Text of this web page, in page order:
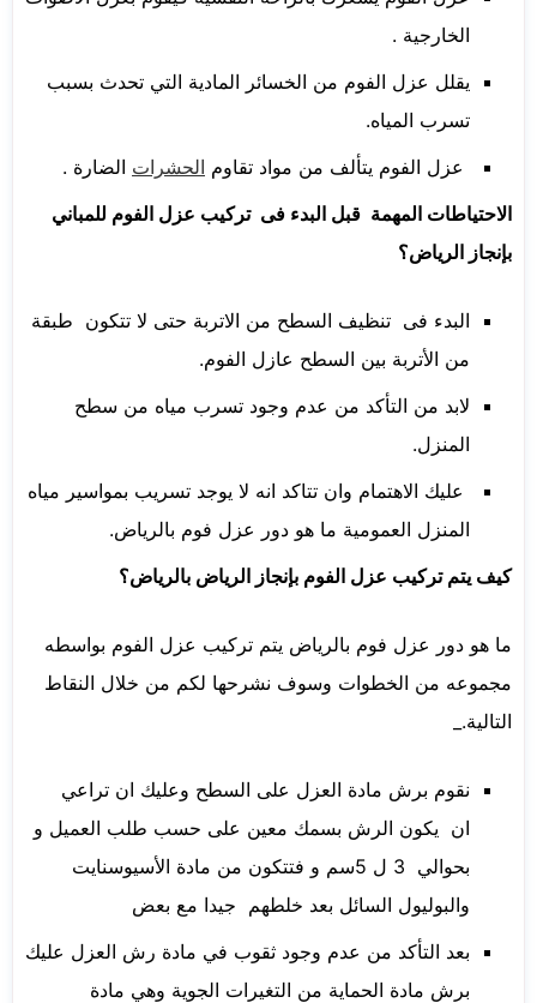
الخارجية .
يقلل عزل الفوم من الخسائر المادية التي تحدث بسبب
تسرب المياه.
عزل الفوم يتألف من مواد تقاوم الحشرات الضارة .
الاحتياطات المهمة قبل البدء فى تركيب عزل الفوم للمباني
بإنجاز الرياض؟
البدء فى تنظيف السطح من الاتربة حتى لا تتكون طبقة
من الأتربة بين السطح عازل الفوم.
لابد من التأكد من عدم وجود تسرب مياه من سطح
المنزل.
عليك الاهتمام وان تتاكد انه لا يوجد تسريب بمواسير مياه
المنزل العمومية ما هو دور عزل فوم بالرياض.
كيف يتم تركيب عزل الفوم بإنجاز الرياض بالرياض؟
ما هو دور عزل فوم بالرياض يتم تركيب عزل الفوم بواسطه
مجموعه من الخطوات وسوف نشرحها لكم من خلال النقاط
التالية._
نقوم برش مادة العزل على السطح وعليك ان تراعي
ان يكون الرش بسمك معين على حسب طلب العميل و
بحوالي 3 ل 5سم و فتتكون من مادة الأسيوسنايت
والبوليول السائل بعد خلطهم جيدا مع بعض
بعد التأكد من عدم وجود ثقوب في مادة رش العزل عليك
برش مادة الحماية من التغيرات الجوية وهي مادة